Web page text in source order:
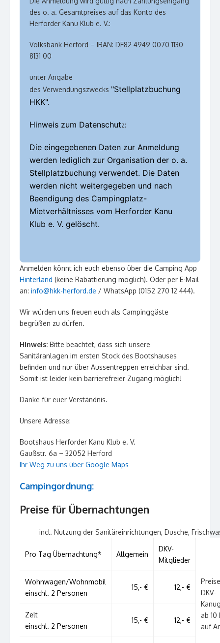
des o. a. Gesamtpreises auf das Konto des
Herforder Kanu Klub e. V.:
Volksbank Herford – IBAN: DE82 4949 0070 1130
8131 00
unter Angabe
des Verwendungszwecks "Stellplatzbuchung
HKK".
Hinweis zum Datenschutz:
Die eingegebenen Daten zur Anmeldung
werden lediglich zur Organisation der o. a.
Stellplatzbuchung verwendet. Die Daten
werden nicht weitergegeben und nach
Beendigung des Campingplatz-
Mietverhältnisses vom Herforder Kanu
Klub e. V. gelöscht.
Anmelden könnt ich euch ebenso über die Camping App
Hinterland (keine Rabattierung möglich). Oder per E-Mail
an: info@hkk-herford.de / WhatsApp (0152 270 12 444).
Wir würden uns freuen euch als Campinggäste
begrüßen zu dürfen.
Hinweis: Bitte beachtet, dass sich unsere
Sanitäranlagen im ersten Stock des Bootshauses
befinden und nur über Aussentreppen erreichbar sind.
Somit ist leider kein barrierefreier Zugang möglich!
Danke für euer Verständnis.
Unsere Adresse:
Bootshaus Herforder Kanu Klub e. V.
Gaußstr. 6a – 32052 Herford
Ihr Weg zu uns über Google Maps
Campingordnung:
Preise für Übernachtungen
incl. Nutzung der Sanitäreinrichtungen, Dusche,
Pro Tag Übernachtung* Allgemein
DKV-
Mitglieder
DKV-
ab 10
auf
Wohnwagen/Wohnmobil
einschl. 2 Personen
15,- € 12,- €
Zelt
einschl. 2 Personen
15,- € 12,- €